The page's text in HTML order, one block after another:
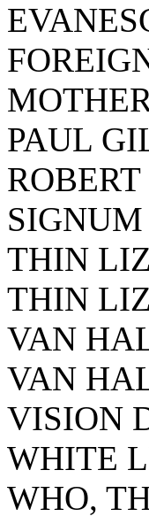
PAUL
THIN
THIN
VAN
VAN
VISION
WHITE
WHO,